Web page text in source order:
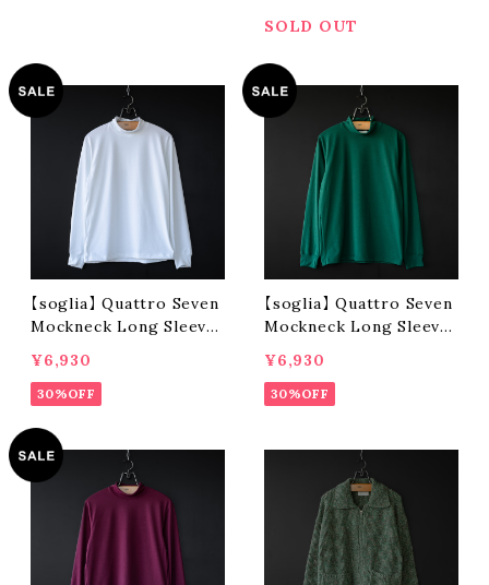
SOLD OUT
【soglia】 Quattro Seven
Mockneck Long Sleeve
¥6,930
30%OFF
【soglia】 Quattro Seven
Mockneck Long Sleeve
¥6,930
30%OFF